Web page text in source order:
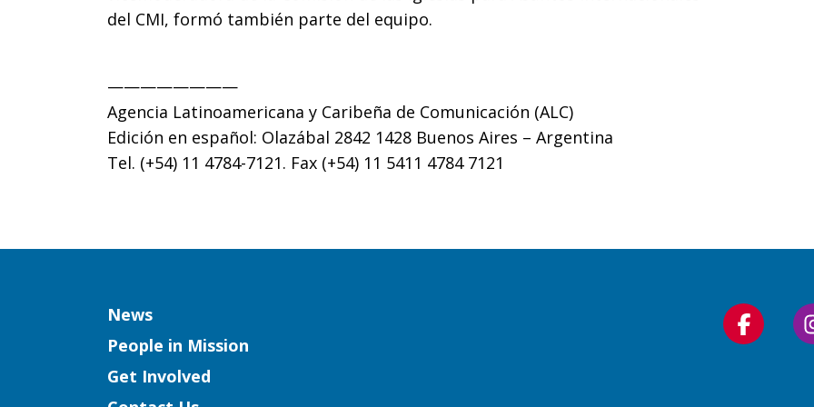
del CMI, formó también parte del equipo.
————————
Agencia Latinoamericana y Caribeña de Comunicación (ALC)
Edición en español: Olazábal 2842 1428 Buenos Aires – Argentina
Tel. (+54) 11 4784-7121. Fax (+54) 11 5411 4784 7121
Column
News
People in Mission
Get Involved
Follow